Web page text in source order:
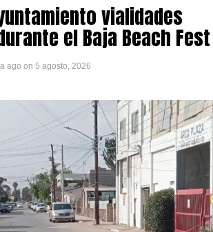
vialidades
el Baja Beach Fest
ago on 5 agosto, 2026